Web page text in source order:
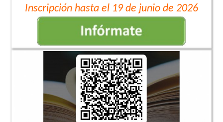
Inscripción hasta el 19 de junio de 2026